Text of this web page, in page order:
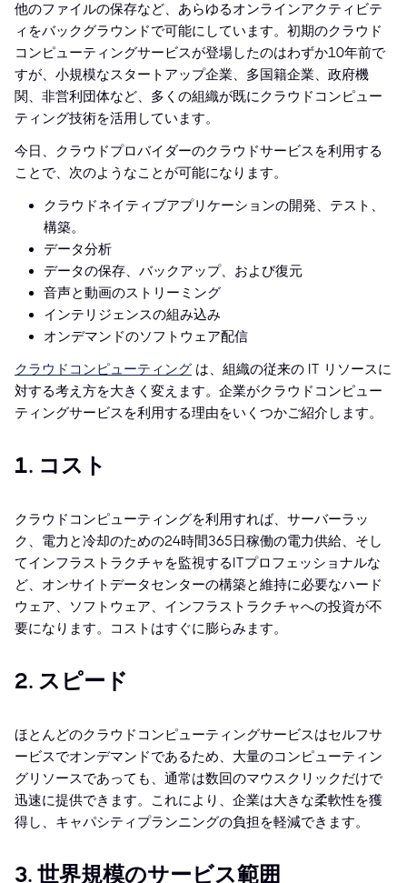
他のファイルの保存など、あらゆるオンラインアクティビテ
ィをバックグラウンドで可能にしています。初期のクラウド
コンピューティングサービスが登場したのはわずか10年前で
すが、小規模なスタートアップ企業、多国籍企業、政府機
関、非営利団体など、多くの組織が既にクラウドコンピュー
ティング技術を活用しています。
今日、クラウドプロバイダーのクラウドサービスを利用する
ことで、次のようなことが可能になります。
クラウドネイティブアプリケーションの開発、テスト、
構築。
データ分析
データの保存、バックアップ、および復元
音声と動画のストリーミング
インテリジェンスの組み込み
オンデマンドのソフトウェア配信
クラウドコンピューティング は、組織の従来の IT リソースに
対する考え方を大きく変えます。企業がクラウドコンピュー
ティングサービスを利用する理由をいくつかご紹介します。
1. コスト
クラウドコンピューティングを利用すれば、サーバーラッ
ク、電力と冷却のための24時間365日稼働の電力供給、そし
てインフラストラクチャを監視するITプロフェッショナルな
ど、オンサイトデータセンターの構築と維持に必要なハード
ウェア、ソフトウェア、インフラストラクチャへの投資が不
要になります。コストはすぐに膨らみます。
2. スピード
ほとんどのクラウドコンピューティングサービスはセルフサ
ービスでオンデマンドであるため、大量のコンピューティン
グリソースであっても、通常は数回のマウスクリックだけで
迅速に提供できます。これにより、企業は大きな柔軟性を獲
得し、キャパシティプランニングの負担を軽減できます。
3. 世界規模のサービス範囲